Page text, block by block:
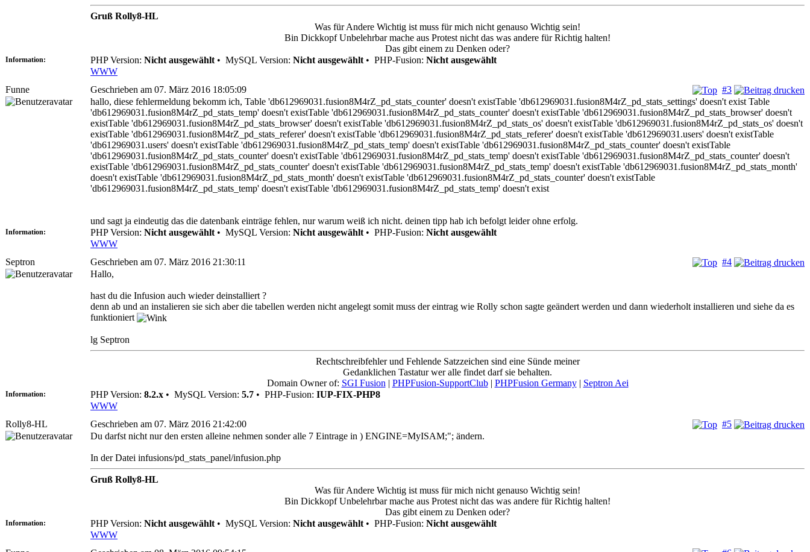
Gruß Rolly8-HL
Was für Andere Wichtig ist muss für mich nicht genauso Wichtig sein!
Bin Dickkopf Unbelehrbar mache aus Protest nicht das was andere für Richtig halten!
Das gibt einem zu Denken oder?
Information: PHP Version: Nicht ausgewählt • MySQL Version: Nicht ausgewählt • PHP-Fusion: Nicht ausgewählt
WWW
Funne
#3
Geschrieben am 07. März 2016 18:05:09
hallo, diese fehlermeldung bekomm ich, Table 'db612969031.fusion8M4rZ_pd_stats_counter' doesn't existTable 'db612969031.fusion8M4rZ_pd_stats_settings' doesn't exist Table
'db612969031.fusion8M4rZ_pd_stats_temp' doesn't existTable 'db612969031.fusion8M4rZ_pd_stats_counter' doesn't existTable 'db612969031.fusion8M4rZ_pd_stats_browser' doesn't
existTable 'db612969031.fusion8M4rZ_pd_stats_browser' doesn't existTable 'db612969031.fusion8M4rZ_pd_stats_os' doesn't existTable 'db612969031.fusion8M4rZ_pd_stats_os' doesn't
existTable 'db612969031.fusion8M4rZ_pd_stats_referer' doesn't existTable 'db612969031.fusion8M4rZ_pd_stats_referer' doesn't existTable 'db612969031.users' doesn't existTable
'db612969031.users' doesn't existTable 'db612969031.fusion8M4rZ_pd_stats_temp' doesn't existTable 'db612969031.fusion8M4rZ_pd_stats_counter' doesn't existTable
'db612969031.fusion8M4rZ_pd_stats_counter' doesn't existTable 'db612969031.fusion8M4rZ_pd_stats_temp' doesn't existTable 'db612969031.fusion8M4rZ_pd_stats_counter' doesn't
existTable 'db612969031.fusion8M4rZ_pd_stats_counter' doesn't existTable 'db612969031.fusion8M4rZ_pd_stats_temp' doesn't existTable 'db612969031.fusion8M4rZ_pd_stats_month'
doesn't existTable 'db612969031.fusion8M4rZ_pd_stats_month' doesn't existTable 'db612969031.fusion8M4rZ_pd_stats_counter' doesn't existTable
'db612969031.fusion8M4rZ_pd_stats_temp' doesn't existTable 'db612969031.fusion8M4rZ_pd_stats_temp' doesn't exist
und sagt ja eindeutig das die datenbank einträge fehlen, nur warum weiß ich nicht. deinen tipp hab ich befolgt leider ohne erfolg.
Information: PHP Version: Nicht ausgewählt • MySQL Version: Nicht ausgewählt • PHP-Fusion: Nicht ausgewählt
WWW
Septron
#4
Geschrieben am 07. März 2016 21:30:11
Hallo,
hast du die Infusion auch wieder deinstalliert ?
denn ab und an instalieren sie sich aber die tabellen werden nicht angelegt somit muss der eintrag wie Rolly schon sagte geändert werden und dann wiederholt installieren und siehe da es
funktioniert
lg Septron
Rechtschreibfehler und Fehlende Satzzeichen sind eine Sünde meiner
Gedanklichen Tastatur wer alle findet darf sie behalten.
Domain Owner of: SGI Fusion | PHPFusion-SupportClub| PHPFusion Germany| Septron Aei
Information: PHP Version: 8.2.x • MySQL Version: 5.7 • PHP-Fusion: IUP-FIX-PHP8
WWW
Rolly8-HL
#5
Geschrieben am 07. März 2016 21:42:00
Du darfst nicht nur den ersten alleine nehmen sonder alle 7 Eintrage in ) ENGINE=MyISAM;"; ändern.
In der Datei infusions/pd_stats_panel/infusion.php
Gruß Rolly8-HL
Was für Andere Wichtig ist muss für mich nicht genauso Wichtig sein!
Bin Dickkopf Unbelehrbar mache aus Protest nicht das was andere für Richtig halten!
Das gibt einem zu Denken oder?
Information: PHP Version: Nicht ausgewählt • MySQL Version: Nicht ausgewählt • PHP-Fusion: Nicht ausgewählt
WWW